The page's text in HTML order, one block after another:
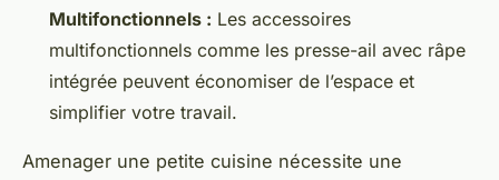
Multifonctionnels : Les accessoires
multifonctionnels comme les presse-ail avec râpe
intégrée peuvent économiser de l’espace et
simplifier votre travail.
Amenager une petite cuisine nécessite une